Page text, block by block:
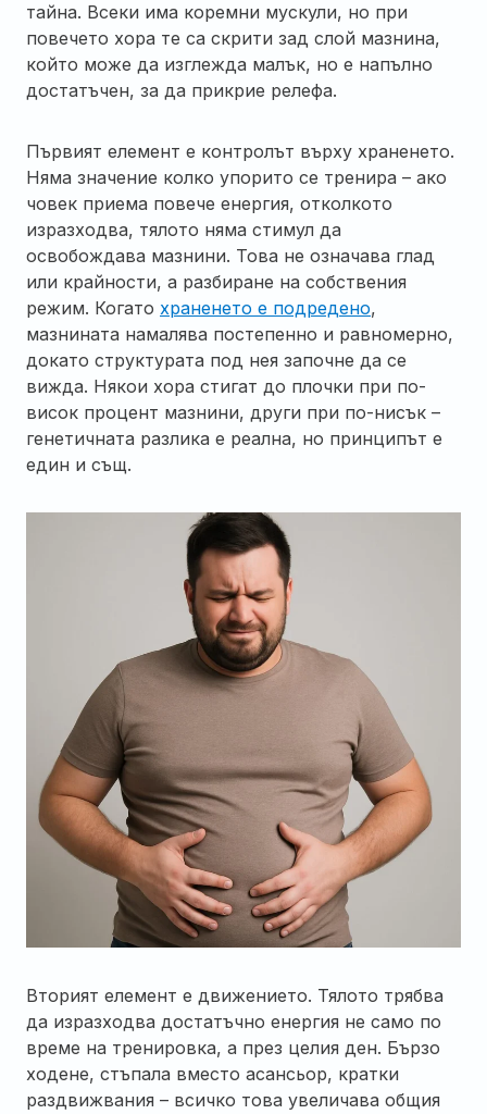
тайна. Всеки има коремни мускули, но при
повечето хора те са скрити зад слой мазнина,
който може да изглежда малък, но е напълно
достатъчен, за да прикрие релефа.
Първият елемент е контролът върху храненето.
Няма значение колко упорито се тренира – ако
човек приема повече енергия, отколкото
изразходва, тялото няма стимул да
освобождава мазнини. Това не означава глад
или крайности, а разбиране на собствения
режим. Когато храненето е подредено,
мазнината намалява постепенно и равномерно,
докато структурата под нея започне да се
вижда. Някои хора стигат до плочки при по-
висок процент мазнини, други при по-нисък –
генетичната разлика е реална, но принципът е
един и същ.
Вторият елемент е движението. Тялото трябва
да изразходва достатъчно енергия не само по
време на тренировка, а през целия ден. Бързо
ходене, стъпала вместо асансьор, кратки
раздвижвания – всичко това увеличава общия